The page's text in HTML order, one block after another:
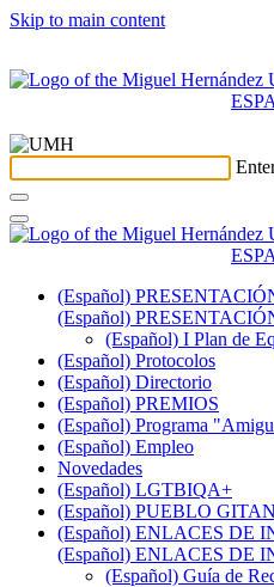
Skip to main content
(Español)
(Español)
(Español) I Plan de
(Español) Protocolos
(Español) Directorio
(Español) PREMIOS
(Español) Programa
(Español) Empleo
Novedades
(Español) LGTBIQA+
(Español) PUEBLO
(Español) ENLACES DE
(Español) ENLACES DE
(Español) Guía de